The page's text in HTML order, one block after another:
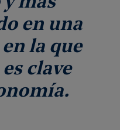
en una
la que
clave